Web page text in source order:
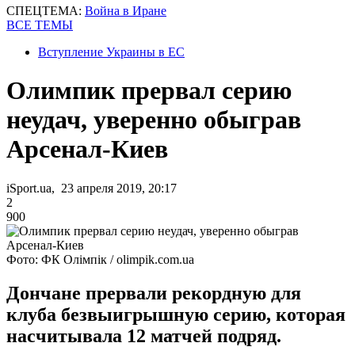
СПЕЦТЕМА: Война в Иране
ВСЕ ТЕМЫ
Вступление Украины в ЕС
Олимпик прервал серию
неудач, уверенно обыграв
Арсенал-Киев
iSport.ua, 23 апреля 2019, 20:17
2
900
Фото: ФК Олімпік / olimpik.com.ua
Дончане прервали рекордную для
клуба безвыигрышную серию, которая
насчитывала 12 матчей подряд.